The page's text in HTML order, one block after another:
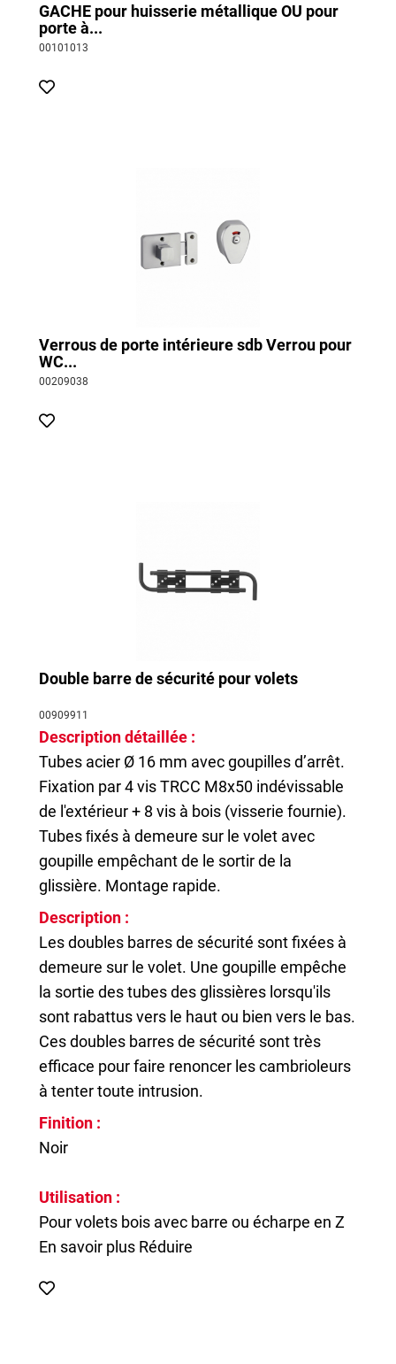
GACHE pour huisserie métallique OU pour
porte à...
00101013
Verrous de porte intérieure sdb Verrou pour
WC...
00209038
Double barre de sécurité pour volets
00909911
Description détaillée :
Tubes acier Ø 16 mm avec goupilles d’arrêt.
Fixation par 4 vis TRCC M8x50 indévissable
de l'extérieur + 8 vis à bois (visserie fournie).
Tubes ﬁxés à demeure sur le volet avec
goupille empêchant de le sortir de la
glissière. Montage rapide.
Description :
Les doubles barres de sécurité sont fixées à
demeure sur le volet. Une goupille empêche
la sortie des tubes des glissières lorsqu'ils
sont rabattus vers le haut ou bien vers le bas.
Ces doubles barres de sécurité sont très
efficace pour faire renoncer les cambrioleurs
à tenter toute intrusion.
Finition :
Noir
Utilisation :
Pour volets bois avec barre ou écharpe en Z
En savoir plus Réduire